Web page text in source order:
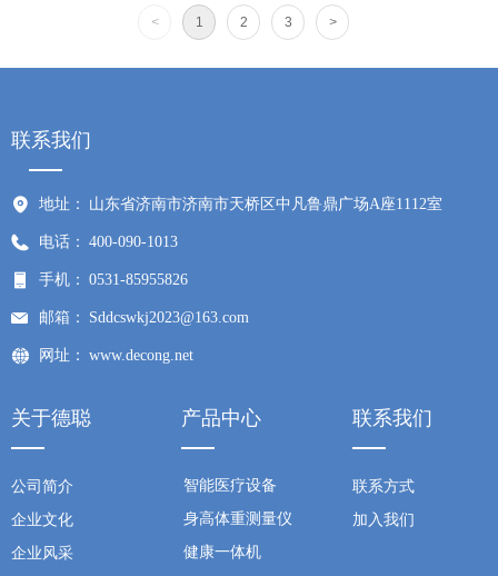
< 1 2 3 >
联系我们
地址： 山东省济南市济南市天桥区中凡鲁鼎广场A座1112室
电话： 400-090-1013
手机： 0531-85955826
邮箱： Sddcswkj2023@163.com
网址： www.decong.net
关于德聪
公司简介
企业文化
企业风采
产品中心
智能医疗设备
身高体重测量仪
健康一体机
联系我们
联系方式
加入我们